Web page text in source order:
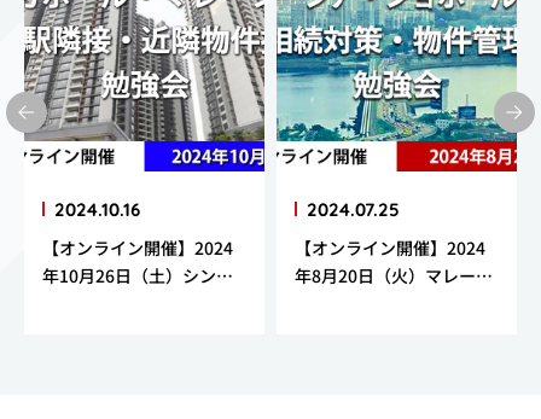
2024.10.16
【オンライン開催】2024
年10月26日（土）シンガ
2024.07.25
【オンライン開催】2024
年8月20日（火）マレーシ